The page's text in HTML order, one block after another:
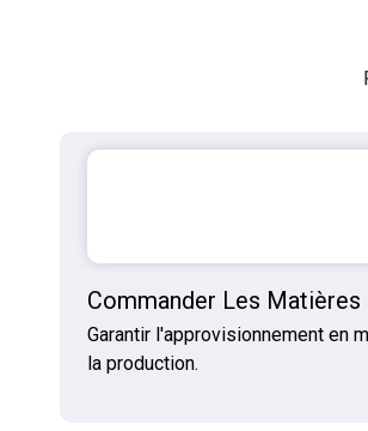
Commander Les
Garantir l'approvisionnement en
la production.